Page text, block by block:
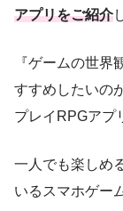
アプリをご紹介
『ゲームの世
すすめしたいの
プレイRPGアプ
一人でも楽しめ
いるスマホゲー